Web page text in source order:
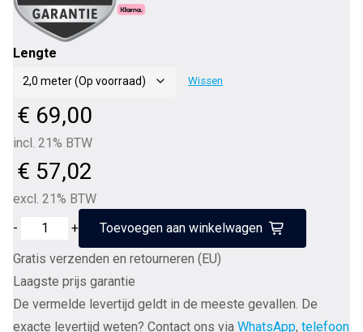
Lengte
Wissen
€ 69,00
incl. 21% BTW
€ 57,02
excl. 21% BTW
Supra
DAC-
SC
subwooferkabel
- +
Toevoegen aan winkelwagen
Gratis verzenden en retourneren (EU)
Laagste prijs garantie
De vermelde levertijd geldt in de meeste gevallen. De
exacte levertijd weten? Contact ons via WhatsApp, telefoon